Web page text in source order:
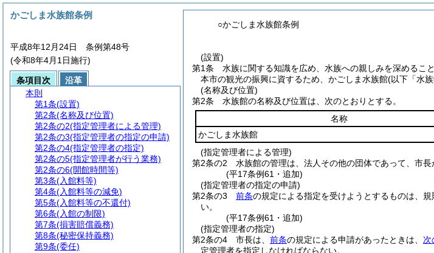
○かごしま水族館条例
(設置)
第1条
水族に関する知識を広め、水族への親しみを深めるこ
本市の観光の振興に資するため、かごしま水族館(以下「水
(名称及び位置)
第2条
水族館の名称及び位置は、次のとおりとする。
名称
かごしま水族館
(指定管理者による管理)
第2条の2
水族館の管理は、法人その他の団体であって、市
(平17条例61・追加)
(指定管理者の指定の申請)
第2条の3
前条の規定による指定を受けようとするものは、
い。
(平17条例61・追加)
(指定管理者の指定)
第2条の4
市長は、 前条の規定による申請があったときは、 次
定管理者を指定しなければならない。
かごしま水族館条例
平成8年12月24日 条例第48号
(令和8年4月1日施行)
条項目次
沿革
本則
第1条(設置)
第2条(名称及び位置)
第2条の2(指定管理者による管理)
第2条の3(指定管理者の指定の申請)
第2条の4(指定管理者の指定)
第2条の5(指定管理者が行う業務)
第2条の6(開館時間等)
第3条(入館料等)
第4条(入館料等の減免)
第5条(入館料等の不還付)
第6条(入館の制限)
第7条(損害賠償義務)
第8条(秘密保持義務)
第9条(委任)